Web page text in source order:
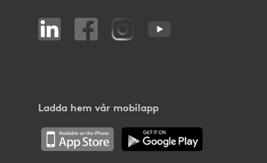
Ladda hem vår mobilapp